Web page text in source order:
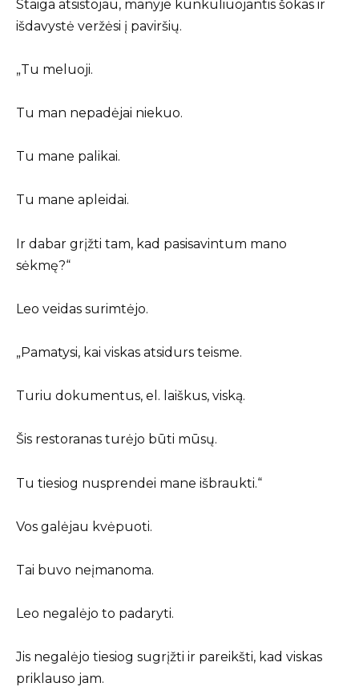
Staiga atsistojau, manyje kunkuliuojantis šokas ir
išdavystė veržėsi į paviršių.
„Tu meluoji.
Tu man nepadėjai niekuo.
Tu mane palikai.
Tu mane apleidai.
Ir dabar grįžti tam, kad pasisavintum mano
sėkmę?“
Leo veidas surimtėjo.
„Pamatysi, kai viskas atsidurs teisme.
Turiu dokumentus, el. laiškus, viską.
Šis restoranas turėjo būti mūsų.
Tu tiesiog nusprendei mane išbraukti.“
Vos galėjau kvėpuoti.
Tai buvo neįmanoma.
Leo negalėjo to padaryti.
Jis negalėjo tiesiog sugrįžti ir pareikšti, kad viskas
priklauso jam.